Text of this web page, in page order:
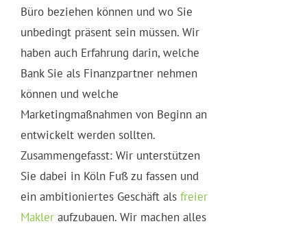
Büro beziehen können und wo Sie
unbedingt präsent sein müssen. Wir
haben auch Erfahrung darin, welche
Bank Sie als Finanzpartner nehmen
können und welche
Marketingmaßnahmen von Beginn an
entwickelt werden sollten.
Zusammengefasst: Wir unterstützen
Sie dabei in Köln Fuß zu fassen und
ein ambitioniertes Geschäft als freier
Makler aufzubauen. Wir machen alles